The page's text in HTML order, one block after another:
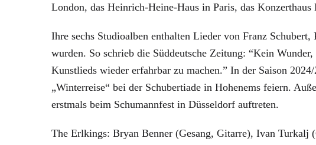
London, das Heinrich-Heine-Haus in Paris, das
Ihre sechs Studioalben enthalten Lieder von Franz
wurden. So schrieb die Süddeutsche Zeitung: “Kein
Kunstlieds wieder erfahrbar zu machen.” In der Saison
„Winterreise“ bei der Schubertiade in Hohenems feiern.
erstmals beim Schumannfest in Düsseldorf auftreten.
The Erlkings: Bryan Benner (Gesang, Gitarre), Ivan Turkalj